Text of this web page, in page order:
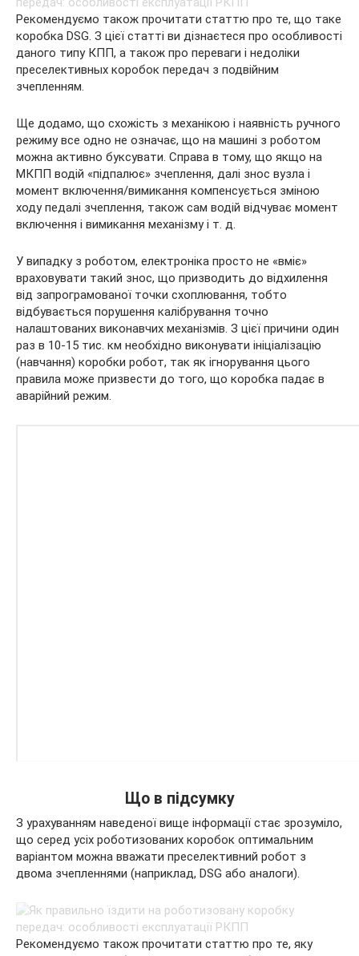
Рекомендуємо також прочитати статтю про те, що таке
коробка DSG. З цієї статті ви дізнаєтеся про особливості
даного типу КПП, а також про переваги і недоліки
преселективных коробок передач з подвійним
зчепленням.
Ще додамо, що схожість з механікою і наявність ручного
режиму все одно не означає, що на машині з роботом
можна активно буксувати. Справа в тому, що якщо на
МКПП водій «підпалює» зчеплення, далі знос вузла і
момент включення/вимикання компенсується зміною
ходу педалі зчеплення, також сам водій відчуває момент
включення і вимикання механізму і т. д.
У випадку з роботом, електроніка просто не «вміє»
враховувати такий знос, що призводить до відхилення
від запрограмованої точки схоплювання, тобто
відбувається порушення калібрування точно
налаштованих виконавчих механізмів. З цієї причини один
раз в 10-15 тис. км необхідно виконувати ініціалізацію
(навчання) коробки робот, так як ігнорування цього
правила може призвести до того, що коробка падає в
аварійний режим.
Що в підсумку
З урахуванням наведеної вище інформації стає зрозуміло,
що серед усіх роботизованих коробок оптимальним
варіантом можна вважати преселективний робот з
двома зчепленнями (наприклад, DSG або аналоги).
Рекомендуємо також прочитати статтю про те, яку